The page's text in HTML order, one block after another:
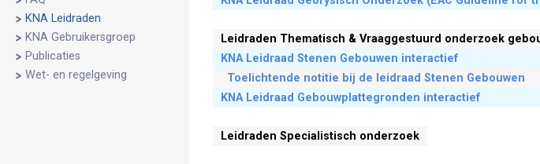
KNA Leidraden
KNA Gebruikersgroep
Publicaties
Wet- en regelgeving
Leidraden Thematisch & Vraaggestuurd onderzoek
KNA Leidraad Stenen Gebouwen interactief
Toelichtende notitie bij de leidraad Stenen Gebouwen
KNA Leidraad Gebouwplattegronden interactief
Leidraden Specialistisch onderzoek